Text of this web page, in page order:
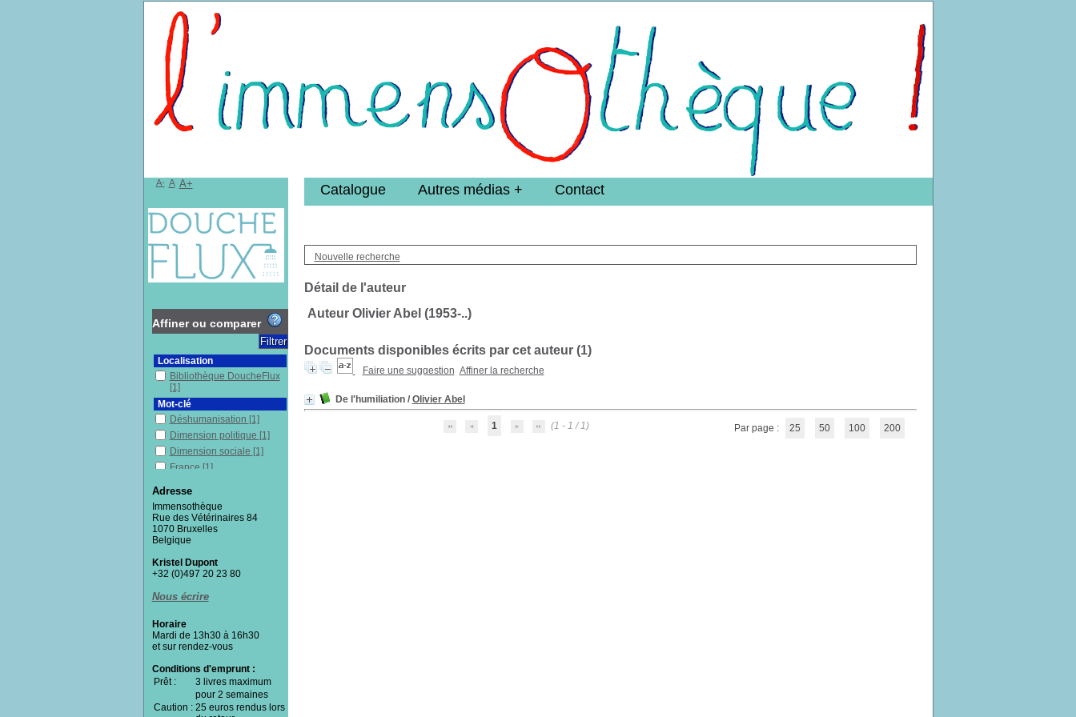
Nouvelle recherche
Détail de l'auteur
Auteur Olivier Abel (1953-..)
Documents disponibles écrits par cet auteur (1)
Faire une suggestion Affiner la recherche
De l'humiliation/ Olivier Abel
1 (1 - 1 / 1) Par page : 25 50 100 200
Catalogue Autres médias Contact
A- A A+
Affiner ou comparer
Localisation
Bibliothèque DoucheFlux
[1]
Mot-clé
Déshumanisation [1]
Dimension politique [1]
Dimension sociale [1]
France [1]
Philosophie
Respect[1]
Section
Adresse
Immensothèque
Rue des Vétérinaires 84
1070 Bruxelles
Belgique
Kristel Dupont
+32 (0)497 20 23 80
Nous écrire
Horaire
Mardi de 13h30 à 16h30
et sur rendez-vous
Conditions d'emprunt :
Prêt :
3 livres maximum
pour 2 semaines
Caution : 25 euros rendus lors